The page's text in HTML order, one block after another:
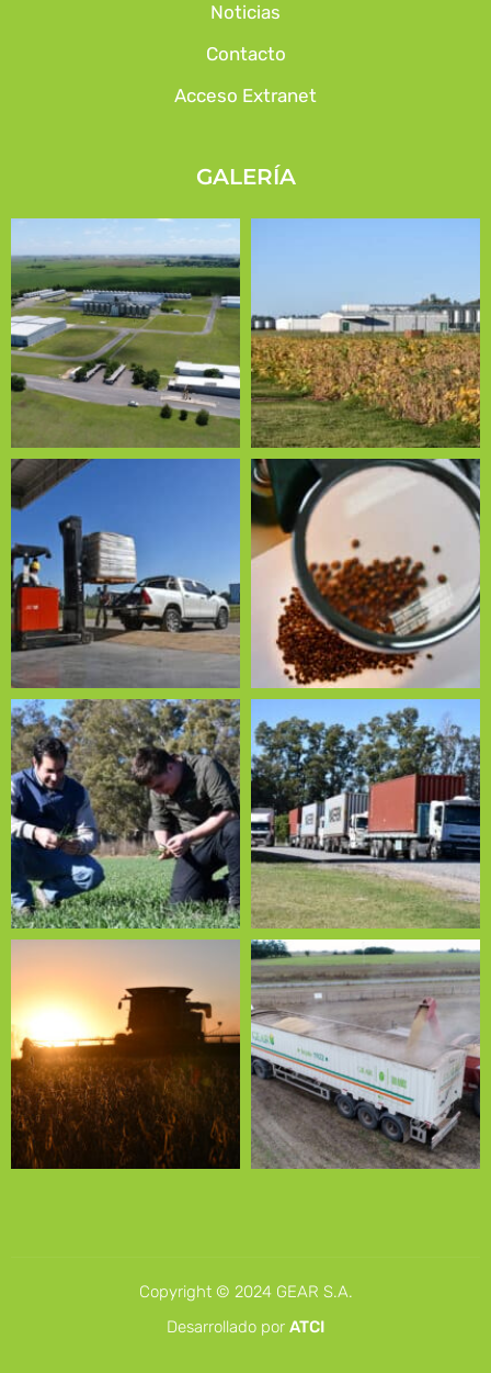
Noticias
Contacto
Acceso Extranet
GALERÍA
Copyright © 2024 GEAR S.A.
Desarrollado por ATCI